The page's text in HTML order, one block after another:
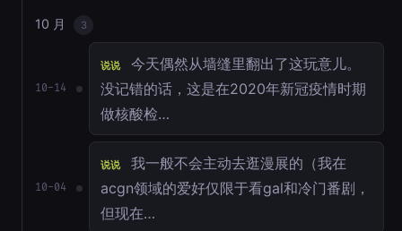
10 月 3
10-14
说说
今天偶然从墙缝里翻出了这玩意儿。
没记错的话，这是在2020年新冠疫情时期
做核酸检…
10-04
说说
我一般不会主动去逛漫展的（我在
acgn领域的爱好仅限于看gal和冷门番剧，
但现在…